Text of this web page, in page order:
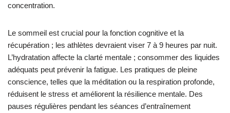
concentration.
Le sommeil est crucial pour la fonction cognitive et la
récupération ; les athlètes devraient viser 7 à 9 heures par nuit.
L’hydratation affecte la clarté mentale ; consommer des liquides
adéquats peut prévenir la fatigue. Les pratiques de pleine
conscience, telles que la méditation ou la respiration profonde,
réduisent le stress et améliorent la résilience mentale. Des
pauses régulières pendant les séances d’entraînement